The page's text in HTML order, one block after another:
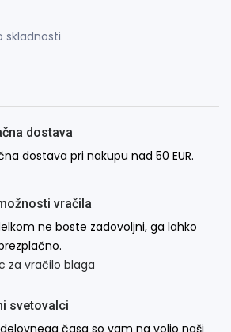
skladnosti
dostava
dostava pri nakupu nad 50 EUR.
vračila
ne boste zadovoljni, ga lahko
za vračilo blaga
svetovalci
časa so vam na voljo naši